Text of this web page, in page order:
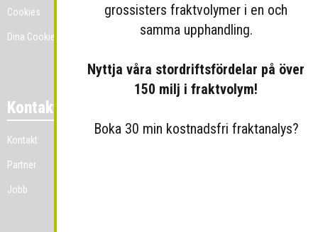
Cookies
Dina Cookie-prefenser
Kontakt
Kontakt
Partner
Jobb
grossisters fraktvolymer i en och
samma upphandling.
Nyttja våra stordriftsfördelar på över
150 milj i fraktvolym!
Boka 30 min kostnadsfri fraktanalys?